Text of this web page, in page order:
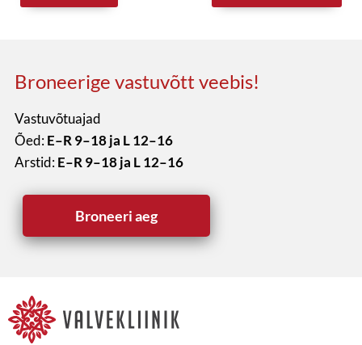
Broneerige vastuvõtt veebis!
Vastuvõtuajad
Õed:E–R 9–18 ja L 12–16
Arstid:E–R 9–18 ja L 12–16
Broneeri aeg